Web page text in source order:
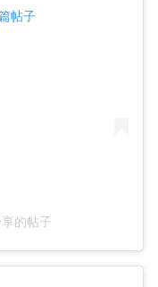
帖子
的帖子